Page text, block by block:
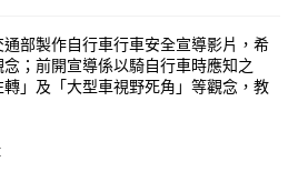
部製作自行車行車安全宣導影片，希
；前開宣導係以騎自行車時應知之
轉」及「大型車視野死角」等觀念，教